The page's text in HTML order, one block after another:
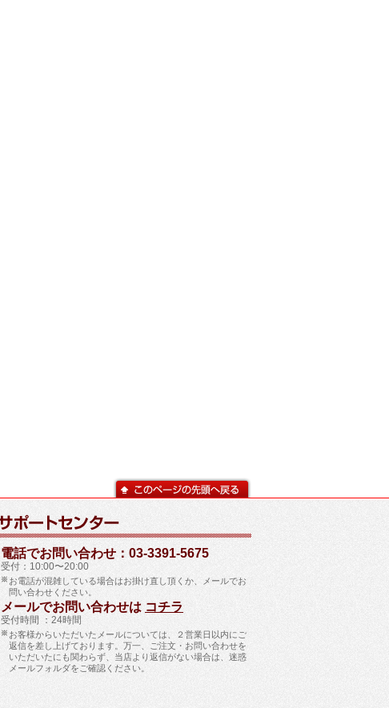
電話でお問い合わせ：03-3391-5675
受付：10:00〜20:00
お電話が混雑している場合はお掛け直し頂くか、メールでお
問い合わせください。
メールでお問い合わせは コチラ
受付時間 ：24時間
お客様からいただいたメールについては、２営業日以内にご
返信を差し上げております。万一、ご注文・お問い合わせを
いただいたにも関わらず、当店より返信がない場合は、迷惑
メールフォルダをご確認ください。